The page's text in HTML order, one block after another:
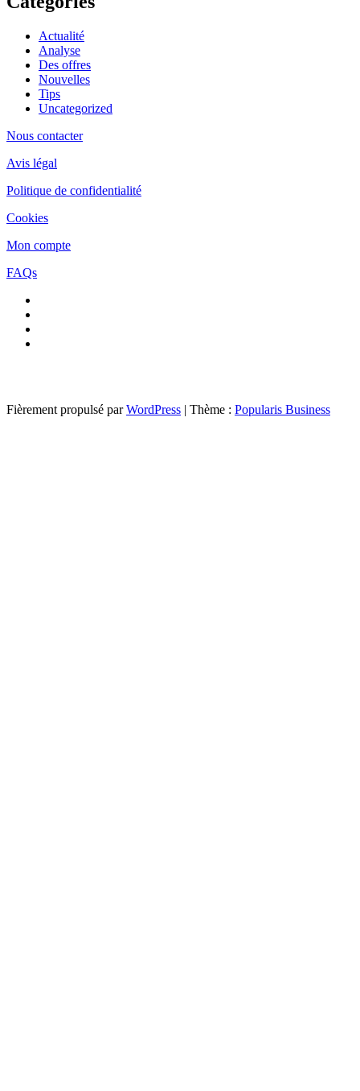
Actualité
Analyse
Des offres
Nouvelles
Tips
Uncategorized
Nous contacter
Avis légal
Politique de confidentialité
Cookies
Mon compte
FAQs
Fièrement propulsé parWordPress | Thème : Popularis Business